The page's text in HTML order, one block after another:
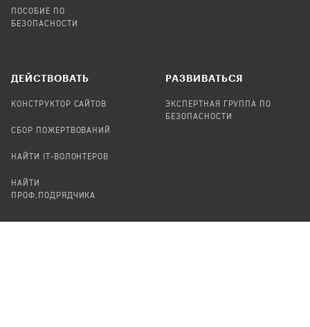
ПОСОБИЕ ПО
БЕЗОПАСНОСТИ
ДЕЙСТВОВАТЬ
КОНСТРУКТОР САЙТОВ
СБОР ПОЖЕРТВОВАНИЙ
НАЙТИ IT-ВОЛОНТЕРОВ
НАЙТИ
ПРОФ.ПОДРЯДЧИКА
РАЗВИВАТЬСЯ
ЭКСПЕРТНАЯ ГРУППА ПО
БЕЗОПАСНОСТИ